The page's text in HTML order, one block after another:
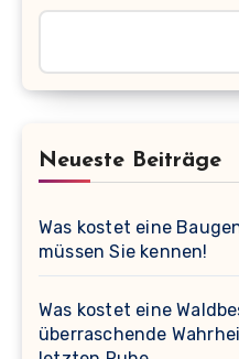
Neueste Beiträge
Was kostet eine
müssen Sie kennen!
Was kostet eine
überraschende